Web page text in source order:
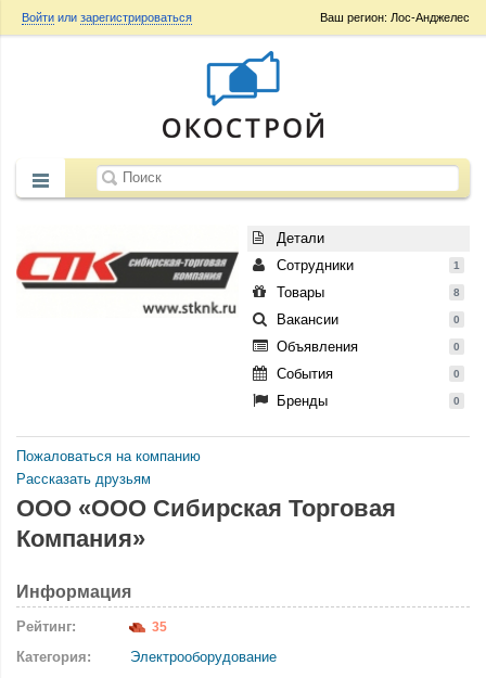
Ваш регион: Лос-Анджелес
Войти или зарегистрироваться
Детали
Сотрудники
1
Товары 8
Вакансии 0
Объявления 0
События 0
Бренды 0
Пожаловаться на компанию
Рассказать друзьям
ООО «ООО Сибирская Торговая
Компания»
Информация
Рейтинг: 35
Категория:
Электрооборудование